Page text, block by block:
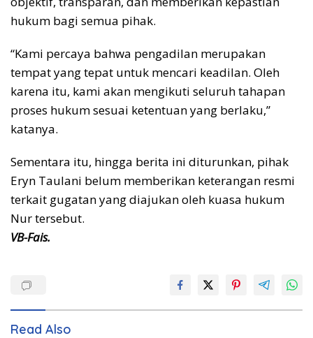
hukum bagi semua pihak.
“Kami percaya bahwa pengadilan merupakan
tempat yang tepat untuk mencari keadilan. Oleh
karena itu, kami akan mengikuti seluruh tahapan
proses hukum sesuai ketentuan yang berlaku,”
katanya.
Sementara itu, hingga berita ini diturunkan, pihak
Eryn Taulani belum memberikan keterangan resmi
terkait gugatan yang diajukan oleh kuasa hukum
Nur tersebut.
VB-Fais.
Read Also